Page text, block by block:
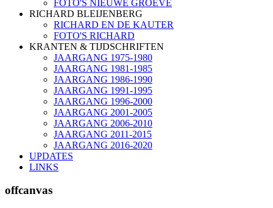
FOTO'S NIEUWE GROEVE
RICHARD BLEIJENBERG
RICHARD EN DE KAUTER
FOTO'S RICHARD
KRANTEN & TIJDSCHRIFTEN
JAARGANG 1975-1980
JAARGANG 1981-1985
JAARGANG 1986-1990
JAARGANG 1991-1995
JAARGANG 1996-2000
JAARGANG 2001-2005
JAARGANG 2006-2010
JAARGANG 2011-2015
JAARGANG 2016-2020
UPDATES
LINKS
offcanvas